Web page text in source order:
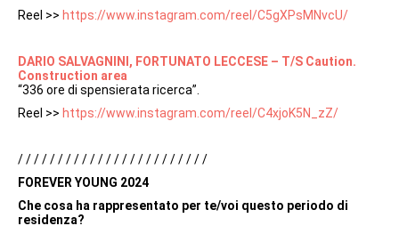
Reel >> https://www.instagram.com/reel/C5gXPsMNvcU/
DARIO SALVAGNINI, FORTUNATO LECCESE – T/S Caution.
Construction area
“336 ore di spensierata ricerca”.
Reel >> https://www.instagram.com/reel/C4xjoK5N_zZ/
/ / / / / / / / / / / / / / / / / / / / / / / /
FOREVER YOUNG 2024
Che cosa ha rappresentato per te/voi questo periodo di
residenza?